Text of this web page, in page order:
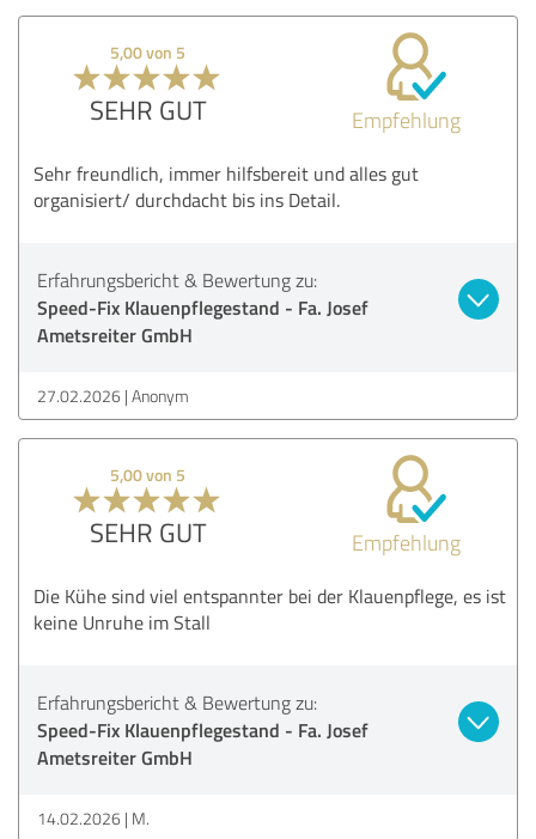
5,00 von 5
SEHR GUT Empfehlung
Sehr freundlich, immer hilfsbereit und alles gut
organisiert/ durchdacht bis ins Detail.
Erfahrungsbericht & Bewertung zu:
Speed-Fix Klauenpflegestand - Fa. Josef
Ametsreiter GmbH
27.02.2026 Anonym
5,00 von 5
SEHR GUT Empfehlung
Die Kühe sind viel entspannter bei der Klauenpflege, es ist
keine Unruhe im Stall
Erfahrungsbericht & Bewertung zu:
Speed-Fix Klauenpflegestand - Fa. Josef
Ametsreiter GmbH
14.02.2026 M.